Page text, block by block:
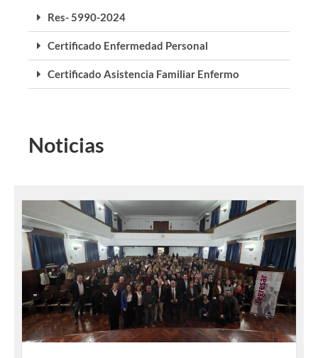
Res- 5990-2024
Certificado Enfermedad Personal
Certificado Asistencia Familiar Enfermo
Noticias